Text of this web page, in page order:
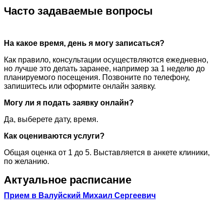
Часто задаваемые вопросы
На какое время, день я могу записаться?
Как правило, консультации осуществляются ежедневно,
но лучше это делать заранее, например за 1 неделю до
планируемого посещения. Позвоните по телефону,
запишитесь или оформите онлайн заявку.
Могу ли я подать заявку онлайн?
Да, выберете дату, время.
Как оцениваются услуги?
Общая оценка от 1 до 5. Выставляется в анкете клиники,
по желанию.
Актуальное расписание
Прием в Валуйский Михаил Сергеевич